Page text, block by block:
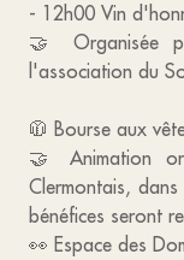
- 12h00 Vin
🤝 Organisée
l'association du
🧥 Bourse aux
🤝 Animation
Clermontais,
bénéfices seront
👀 Espace des